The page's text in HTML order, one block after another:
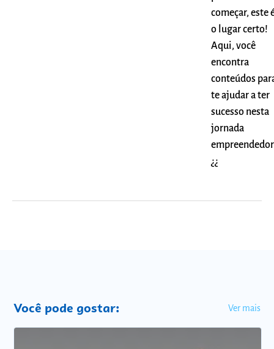
começar, este
o lugar certo!
Aqui, você
encontra
conteúdos
te ajudar a ter
sucesso nesta
jornada
¿¿
Você pode gostar: Ver mais